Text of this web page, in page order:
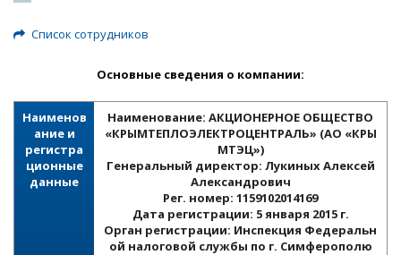
Список сотрудников
Основные сведения о компании:
Наименов
ание и
регистра
ционные
данные
Наименование: АКЦИОНЕРНОЕ ОБЩЕСТВО
«КРЫМТЕПЛОЭЛЕКТРОЦЕНТРАЛЬ» (АО «КРЫ
МТЭЦ»)
Генеральный директор: Лукиных Алексей
Александрович
Рег. номер: 1159102014169
Дата регистрации: 5 января 2015 г.
Орган регистрации: Инспекция Федеральн
ой налоговой службы по г. Симферополю